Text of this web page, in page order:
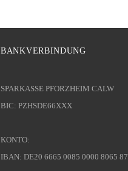
BANKVERBINDUNG
SPARKASSE PFORZHEIM CALW
BIC: PZHSDE66XXX
KONTO:
IBAN: DE20 6665 0085 0000 8065 87